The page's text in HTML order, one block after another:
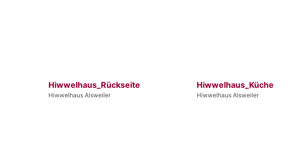
Hiwwelhaus_Rückseite
Hiwwelhaus Alsweiler
Hiwwelhaus_Küche
Hiwwelhaus Alsweiler